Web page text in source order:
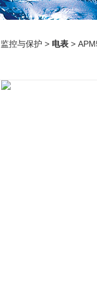
控与保护 > 电表 >